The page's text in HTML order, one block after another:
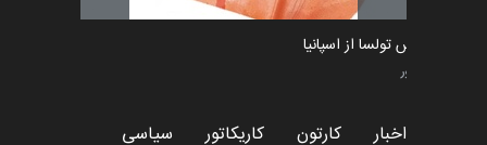
ماتیاس تولسا از اسپانیا
کاریکاتور
اخبار کارتون کاریکاتور سیاسی